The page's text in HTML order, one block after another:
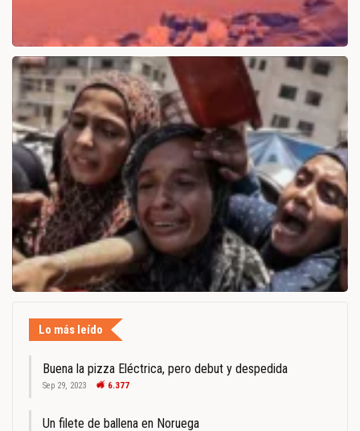
Lo más leído
Buena la pizza Eléctrica, pero debut y despedida
Sep 29, 2023 6.377
Un filete de ballena en Noruega